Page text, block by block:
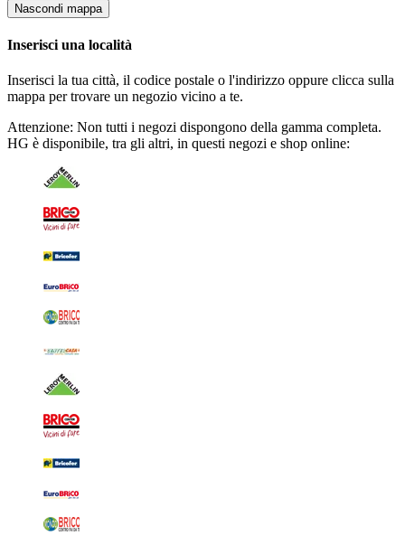
Nascondi mappa
Inserisci una località
Inserisci la tua città, il codice postale o l'indirizzo oppure clicca sulla
mappa per trovare un negozio vicino a te.
Attenzione: Non tutti i negozi dispongono della gamma completa.
HG è disponibile, tra gli altri, in questi negozi e shop online: